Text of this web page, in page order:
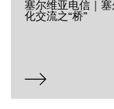
塞尔维亚电信｜
化交流之“桥”